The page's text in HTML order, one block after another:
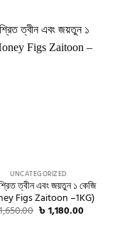
UNCATEGORIZED
ত্বীন এবং জয়তুন ১ কেজি
Figs Zaitoon –1KG)
1,650.00 Original
price
৳1,180.00Current